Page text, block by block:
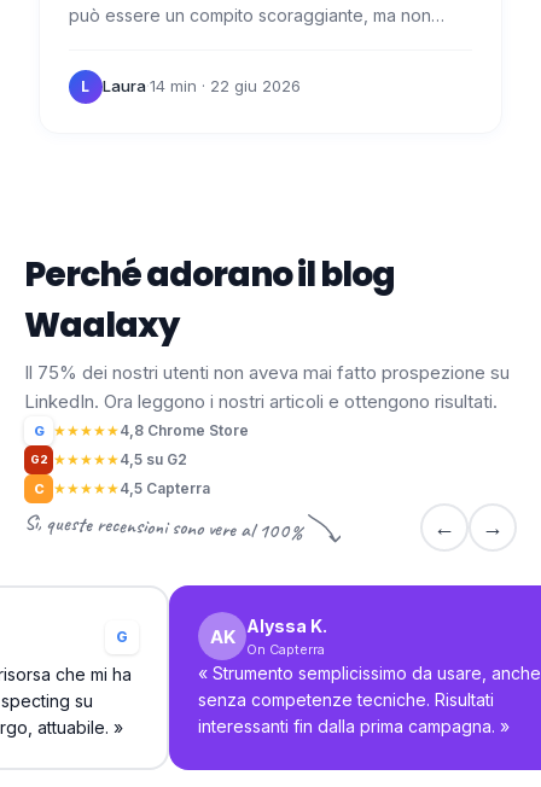
può essere un compito scoraggiante, ma non
potrete…
L Laura·14 min · 22 giu 2026
Perché adorano il blog
Waalaxy
Il 75% dei nostri utenti non aveva mai fatto prospezione su
LinkedIn. Ora leggono i nostri articoli e ottengono risultati.
G ★★★★★4,8 Chrome Store
G2 ★★★★★4,5 su G2
C ★★★★★4,5 Capterra
Sì, queste recensioni sono vere al 100% ← →
G
che mi ha
su
attuabile. »
Alyssa K.
On Capterra
« Strumento semplicissimo da usare, anche
senza competenze tecniche. Risultati
interessanti fin dalla prima campagna. »